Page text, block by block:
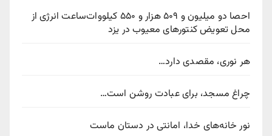
احصا دو میلیون و ۵۰۹ هزار و ۵۵۰ کیلووات‌ساعت انرژی از
محل تعویض کنتورهای معیوب در یزد
هر نوری، مقصدی دارد…
چراغ مسجد، برای عبادت روشن است…
نور خانه‌های خدا، امانتی در دستان ماست